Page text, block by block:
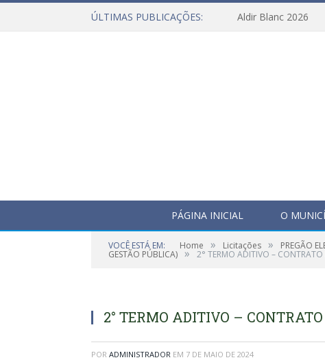
ÚLTIMAS PUBLICAÇÕES: Aldir Blanc 2026
PÁGINA INICIAL O
VOCÊ ESTÁ EM: Home » Licitações » PREGÃO
GESTÃO PÚBLICA) » 2° TERMO ADITIVO –
2° TERMO ADITIVO –
POR ADMINISTRADOR EM 7 DE MAIO DE 2024